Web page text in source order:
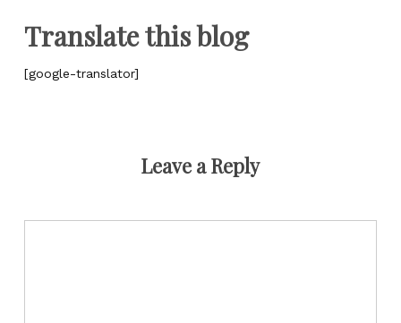
Translate this blog
[google-translator]
Leave a Reply